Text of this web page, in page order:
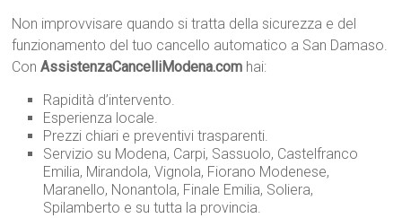
Non improvvisare quando si tratta della sicurezza e del
funzionamento del tuo cancello automatico a San Damaso.
ConAssistenzaCancelliModena.com hai:
Rapidità d’intervento.
Esperienza locale.
Prezzi chiari e preventivi trasparenti.
Servizio su Modena, Carpi, Sassuolo, Castelfranco
Emilia, Mirandola, Vignola, Fiorano Modenese,
Maranello, Nonantola, Finale Emilia, Soliera,
Spilamberto e su tutta la provincia.